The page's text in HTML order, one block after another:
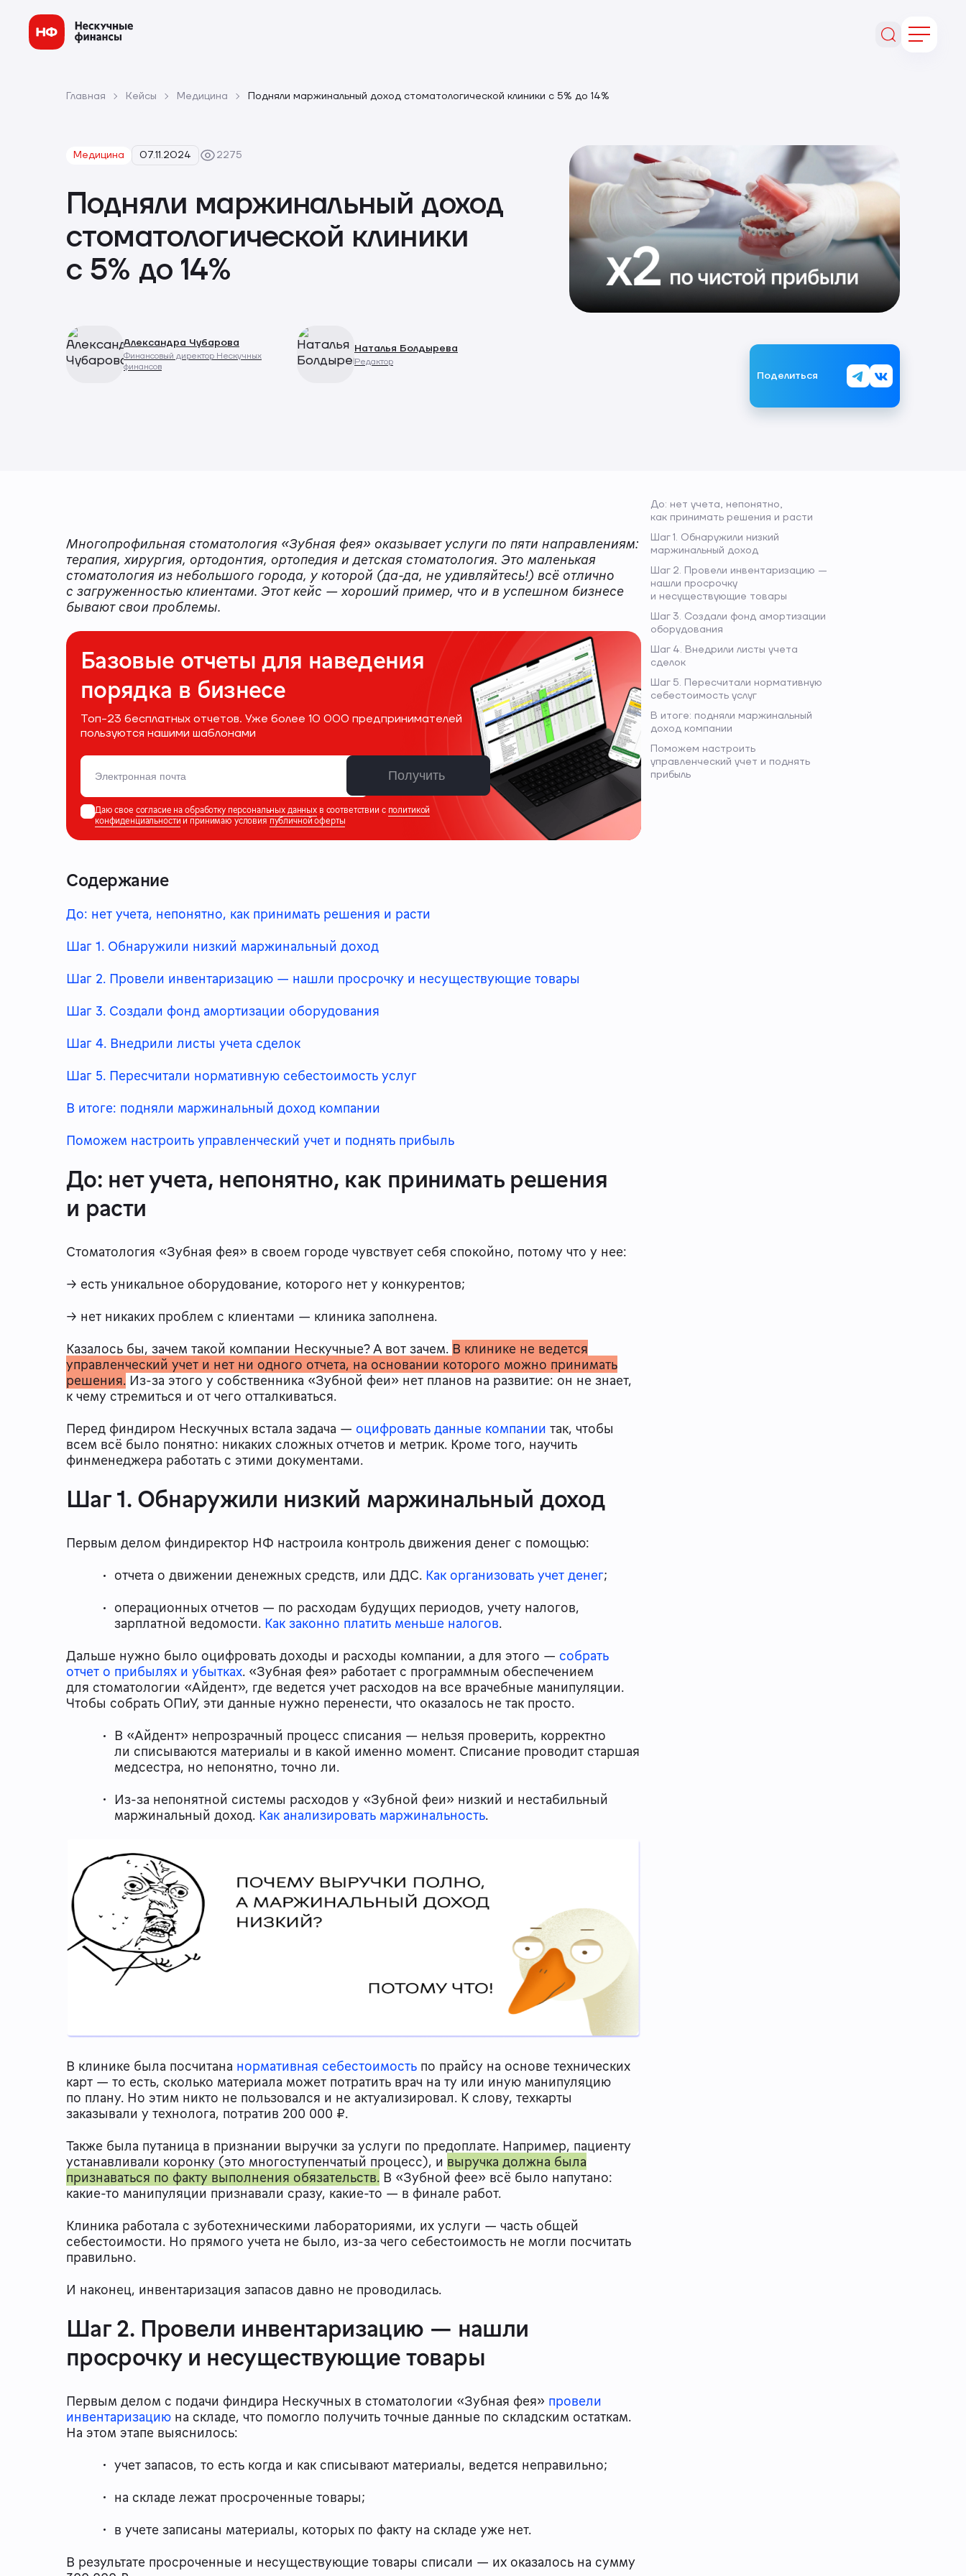
Главная Кейсы Медицина Подняли маржинальный доход стоматологической клиники с 5% до 14%
Медицина 07.11.2024 2275
Подняли маржинальный доход
стоматологической клиники
с 5% до 14%
Александра Чубарова
Финансовый директор Нескучных
финансов
Наталья Болдырева
Редактор
Поделиться
Многопрофильная стоматология «Зубная фея» оказывает услуги по пяти направлениям:
терапия, хирургия, ортодонтия, ортопедия и детская стоматология. Это маленькая
стоматология из небольшого города, у которой (да-да, не удивляйтесь!) всё отлично
с загруженностью клиентами. Этот кейс — хороший пример, что и в успешном бизнесе
бывают свои проблемы.
Базовые отчеты для наведения
порядка в бизнесе
Топ-23 бесплатных отчетов. Уже более 10 000 предпринимателей
пользуются нашими шаблонами
Получить
Даю свое согласие на обработку персональных данных в соответствии с политикой
конфиденциальностии принимаю условияпубличной оферты
Содержание
До: нет учета, непонятно, как принимать решения и расти
Шаг 1. Обнаружили низкий маржинальный доход
Шаг 2. Провели инвентаризацию — нашли просрочку и несуществующие товары
Шаг 3. Создали фонд амортизации оборудования
Шаг 4. Внедрили листы учета сделок
Шаг 5. Пересчитали нормативную себестоимость услуг
В итоге: подняли маржинальный доход компании
Поможем настроить управленческий учет и поднять прибыль
До: нет учета, непонятно, как принимать решения
и расти
Стоматология «Зубная фея» в своем городе чувствует себя спокойно, потому что у нее:
→ есть уникальное оборудование, которого нет у конкурентов;
→ нет никаких проблем с клиентами — клиника заполнена.
Казалось бы, зачем такой компании Нескучные? А вот зачем. В клинике не ведется
управленческий учет и нет ни одного отчета, на основании которого можно принимать
решения. Из-за этого у собственника «Зубной феи» нет планов на развитие: он не знает,
к чему стремиться и от чего отталкиваться.
Перед финдиром Нескучных встала задача — оцифровать данные компании так, чтобы
всем всё было понятно: никаких сложных отчетов и метрик. Кроме того, научить
финменеджера работать с этими документами.
Шаг 1. Обнаружили низкий маржинальный доход
Первым делом финдиректор НФ настроила контроль движения денег с помощью:
отчета о движении денежных средств, или ДДС. Как организовать учет денег;
операционных отчетов — по расходам будущих периодов, учету налогов,
зарплатной ведомости. Как законно платить меньше налогов.
Дальше нужно было оцифровать доходы и расходы компании, а для этого — собрать
отчет о прибылях и убытках. «Зубная фея» работает с программным обеспечением
для стоматологии «Айдент», где ведется учет расходов на все врачебные манипуляции.
Чтобы собрать ОПиУ, эти данные нужно перенести, что оказалось не так просто.
В «Айдент» непрозрачный процесс списания — нельзя проверить, корректно
ли списываются материалы и в какой именно момент. Списание проводит старшая
медсестра, но непонятно, точно ли.
Из-за непонятной системы расходов у «Зубной феи» низкий и нестабильный
маржинальный доход. Как анализировать маржинальность.
В клинике была посчитана нормативная себестоимость по прайсу на основе технических
карт — то есть, сколько материала может потратить врач на ту или иную манипуляцию
по плану. Но этим никто не пользовался и не актуализировал. К слову, техкарты
заказывали у технолога, потратив 200 000 ₽.
Также была путаница в признании выручки за услуги по предоплате. Например, пациенту
устанавливали коронку (это многоступенчатый процесс), и выручка должна была
признаваться по факту выполнения обязательств. В «Зубной фее» всё было напутано:
какие-то манипуляции признавали сразу, какие-то — в финале работ.
Клиника работала с зуботехническими лабораториями, их услуги — часть общей
себестоимости. Но прямого учета не было, из-за чего себестоимость не могли посчитать
правильно.
И наконец, инвентаризация запасов давно не проводилась.
Шаг 2. Провели инвентаризацию — нашли
просрочку и несуществующие товары
Первым делом с подачи финдира Нескучных в стоматологии «Зубная фея» провели
инвентаризацию на складе, что помогло получить точные данные по складским остаткам.
На этом этапе выяснилось:
учет запасов, то есть когда и как списывают материалы, ведется неправильно;
на складе лежат просроченные товары;
в учете записаны материалы, которых по факту на складе уже нет.
В результате просроченные и несуществующие товары списали — их оказалось на сумму
До: нет учета, непонятно,
как принимать решения и расти
Шаг 1. Обнаружили низкий
маржинальный доход
Шаг 2. Провели инвентаризацию —
нашли просрочку
и несуществующие товары
Шаг 3. Создали фонд амортизации
оборудования
Шаг 4. Внедрили листы учета
сделок
Шаг 5. Пересчитали нормативную
себестоимость услуг
В итоге: подняли маржинальный
доход компании
Поможем настроить
управленческий учет и поднять
прибыль